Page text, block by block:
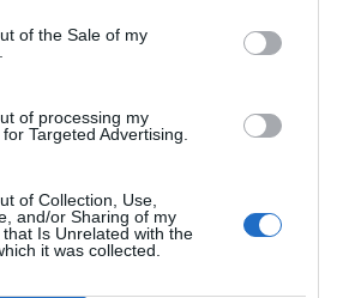
of the Sale of my
of processing my
Targeted Advertising.
of Collection, Use,
and/or Sharing of my
Is Unrelated with the
it was collected.
“El trabajo de desmitificar la
la verdadera, de
CORRUPCIÓN SANCHISTA